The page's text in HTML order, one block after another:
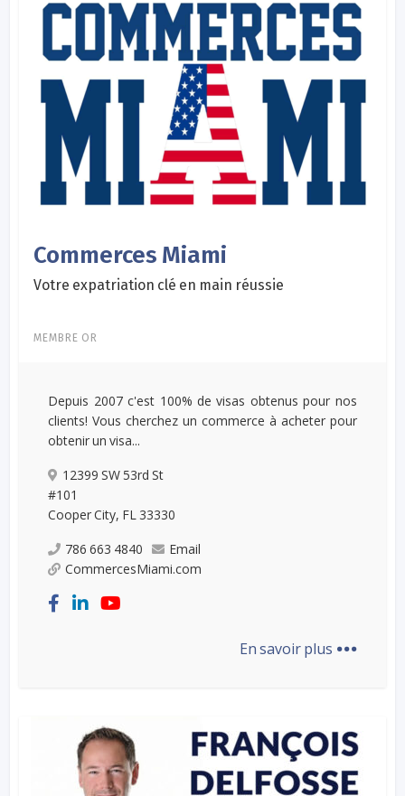
Commerces Miami
Votre expatriation clé en main réussie
MEMBRE OR
Depuis 2007 c'est 100% de visas obtenus pour nos
clients! Vous cherchez un commerce à acheter pour
obtenir un visa...
12399 SW 53rd St
#101
Cooper City, FL 33330
786 663 4840
Email
CommercesMiami.com
En savoir plus ...